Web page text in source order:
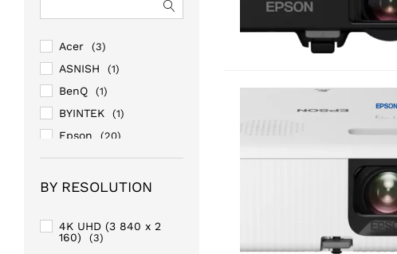
Acer (3)
ASNISH (1)
BenQ (1)
BYINTEK (1)
Epson (20)
Huawei (10)
Lenovo (1)
ROXA (2)
Samsung
BY RESOLUTION
4K UHD (3 840 x 2
160)
(3)